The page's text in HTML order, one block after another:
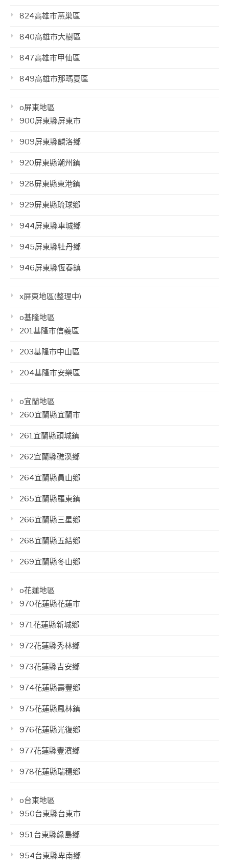
824高雄市燕巢區
840高雄市大樹區
847高雄市甲仙區
849高雄市那瑪夏區
o屏東地區
900屏東縣屏東市
909屏東縣麟洛鄉
920屏東縣潮州鎮
928屏東縣東港鎮
929屏東縣琉球鄉
944屏東縣車城鄉
945屏東縣牡丹鄉
946屏東縣恆春鎮
x屏東地區(整理中)
o基隆地區
201基隆市信義區
203基隆市中山區
204基隆市安樂區
o宜蘭地區
260宜蘭縣宜蘭市
261宜蘭縣頭城鎮
262宜蘭縣礁溪鄉
264宜蘭縣員山鄉
265宜蘭縣羅東鎮
266宜蘭縣三星鄉
268宜蘭縣五結鄉
269宜蘭縣冬山鄉
o花蓮地區
970花蓮縣花蓮市
971花蓮縣新城鄉
972花蓮縣秀林鄉
973花蓮縣吉安鄉
974花蓮縣壽豐鄉
975花蓮縣鳳林鎮
976花蓮縣光復鄉
977花蓮縣豐濱鄉
978花蓮縣瑞穗鄉
o台東地區
950台東縣台東市
951台東縣綠島鄉
954台東縣卑南鄉